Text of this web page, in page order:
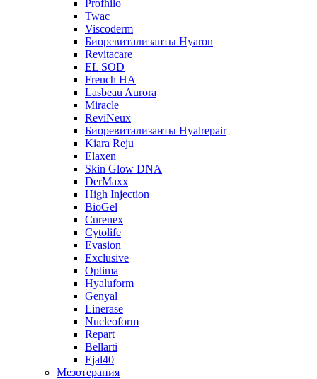
Profhilo
Twac
Viscoderm
Биоревитализанты Hyaron
Revitacare
EL SOD
French HA
Lasbeau Aurora
Miracle
ReviNeux
Биоревитализанты Hyalrepair
Kiara Reju
Elaxen
Skin Glow DNA
DerMaxx
High Injection
BioGel
Curenex
Cytolife
Evasion
Exclusive
Optima
Hyaluform
Genyal
Linerase
Nucleoform
Repart
Bellarti
Ejal40
Мезотерапия